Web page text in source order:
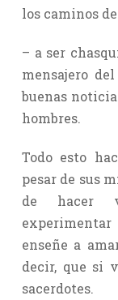
los caminos
– a ser
mensajero
buenas
hombres.
Todo esto
pesar de sus
de hacer
enseñe a
decir, que si
sacerdotes.